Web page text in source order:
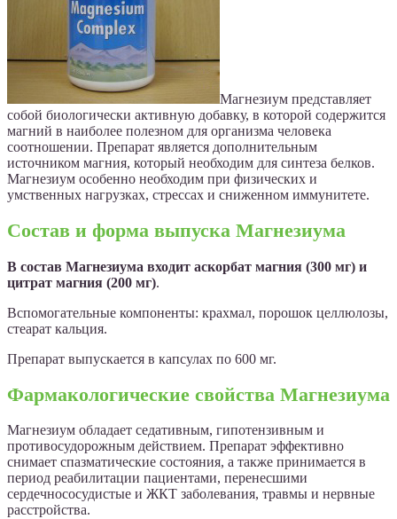
Магнезиум представляет
собой биологически активную добавку, в которой содержится
магний в наиболее полезном для организма человека
соотношении. Препарат является дополнительным
источником магния, который необходим для синтеза белков.
Магнезиум особенно необходим при физических и
умственных нагрузках, стрессах и сниженном иммунитете.
Состав и форма выпуска Магнезиума
В состав Магнезиума входит аскорбат магния (300 мг) и
цитрат магния (200 мг).
Вспомогательные компоненты: крахмал, порошок целлюлозы,
стеарат кальция.
Препарат выпускается в капсулах по 600 мг.
Фармакологические свойства Магнезиума
Магнезиум обладает седативным, гипотензивным и
противосудорожным действием. Препарат эффективно
снимает спазматические состояния, а также принимается в
период реабилитации пациентами, перенесшими
сердечнососудистые и ЖКТ заболевания, травмы и нервные
расстройства.